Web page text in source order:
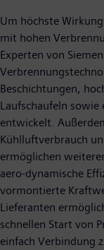
Um höchste
mit hohen
Experten von
Beschichtungen,
Laufschaufeln
entwickelt.
Kühlluftverbrauch
ermöglichen
aero-dynamische
vormontierte
Lieferanten
schnellen Start von
einfach Verbindung